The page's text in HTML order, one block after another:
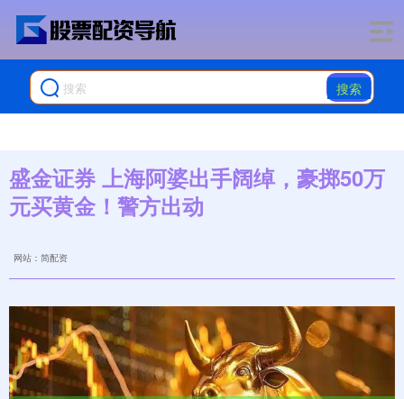
搜索
盛金证券 上海阿婆出手阔绰，豪掷50万
元买黄金！警方出动
网站：简配资